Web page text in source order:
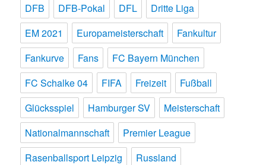
DFB
DFB-Pokal DFL
Dritte Liga
EM 2021
Europameisterschaft
Fankultur
Fankurve
Fans
FC Bayern München
FC Schalke 04
FIFA Freizeit
Fußball
Glücksspiel
Hamburger SV
Meisterschaft
Nationalmannschaft
Premier League
Rasenballsport Leipzig
Russland